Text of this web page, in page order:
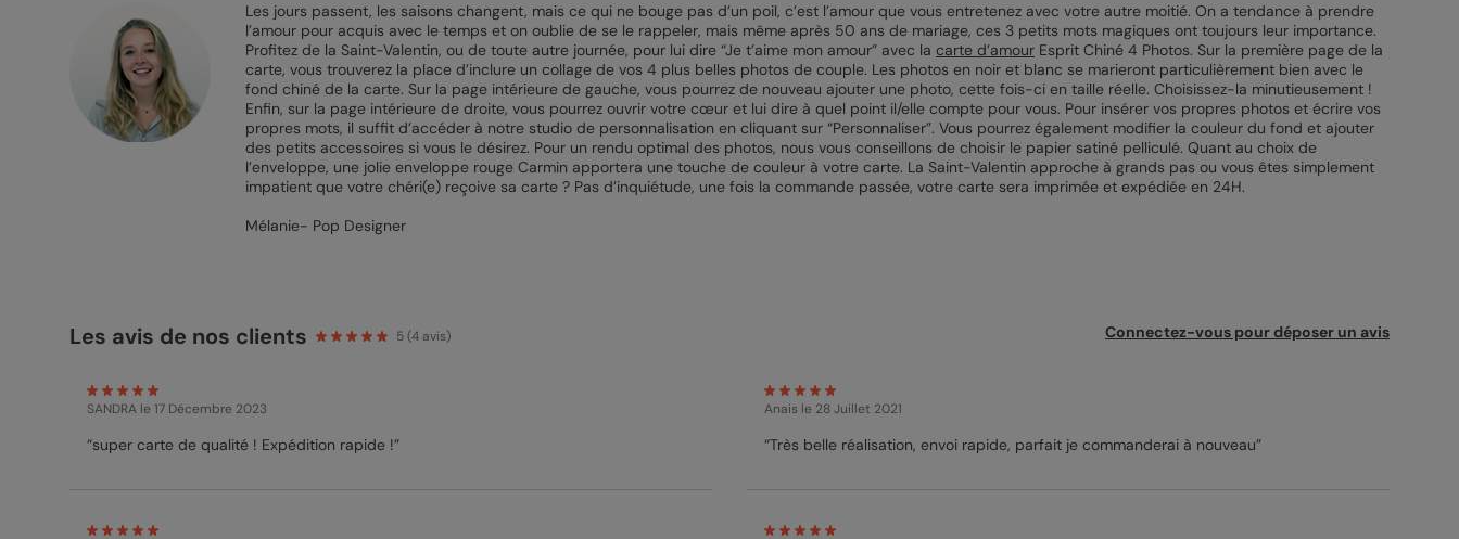
Les jours passent, les saisons changent, mais ce qui ne bouge pas d’un poil, c’est l’amour que vous entretenez avec votre autre moitié. On a tendance à prendre
l’amour pour acquis avec le temps et on oublie de se le rappeler, mais même après 50 ans de mariage, ces 3 petits mots magiques ont toujours leur importance.
Profitez de la Saint-Valentin, ou de toute autre journée, pour lui dire “Je t’aime mon amour” avec la carte d’amourEsprit Chiné 4 Photos. Sur la première page de la
carte, vous trouverez la place d’inclure un collage de vos 4 plus belles photos de couple. Les photos en noir et blanc se marieront particulièrement bien avec le
fond chiné de la carte. Sur la page intérieure de gauche, vous pourrez de nouveau ajouter une photo, cette fois-ci en taille réelle. Choisissez-la minutieusement !
Enfin, sur la page intérieure de droite, vous pourrez ouvrir votre cœur et lui dire à quel point il/elle compte pour vous. Pour insérer vos propres photos et écrire vos
propres mots, il suffit d’accéder à notre studio de personnalisation en cliquant sur “Personnaliser”. Vous pourrez également modifier la couleur du fond et ajouter
des petits accessoires si vous le désirez. Pour un rendu optimal des photos, nous vous conseillons de choisir le papier satiné pelliculé. Quant au choix de
l’enveloppe, une jolie enveloppe rouge Carmin apportera une touche de couleur à votre carte. La Saint-Valentin approche à grands pas ou vous êtes simplement
impatient que votre chéri(e) reçoive sa carte ? Pas d’inquiétude, une fois la commande passée, votre carte sera imprimée et expédiée en 24H.
Mélanie- Pop Designer
Les avis de nos clients 5(4avis) Connectez-vous pour déposer un avis
SANDRA le 17 Décembre 2023
“super carte de qualité ! Expédition rapide !”
Anais le 28 Juillet 2021
“Très belle réalisation, envoi rapide, parfait je commanderai à nouveau”